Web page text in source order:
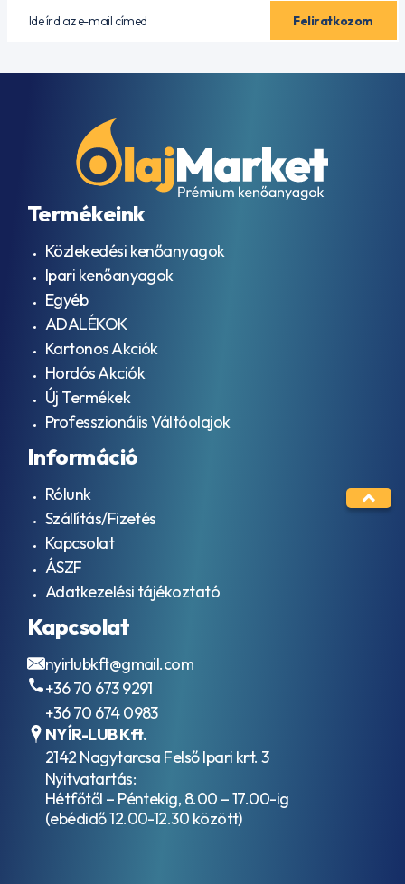
Termékeink
Közlekedési kenőanyagok
Ipari kenőanyagok
Egyéb
ADALÉKOK
Kartonos Akciók
Hordós Akciók
Új Termékek
Professzionális Váltóolajok
Információ
Rólunk
Szállítás/Fizetés
Kapcsolat
ÁSZF
Adatkezelési tájékoztató
Kapcsolat
nyirlubkft@gmail.com
+36 70 673 9291
+36 70 674 0983
NYÍR-LUB Kft.
2142 Nagytarcsa Felső Ipari krt. 3
Nyitvatartás:
Hétfőtől – Péntekig, 8.00 – 17.00-ig
(ebédidő 12.00-12.30 között)